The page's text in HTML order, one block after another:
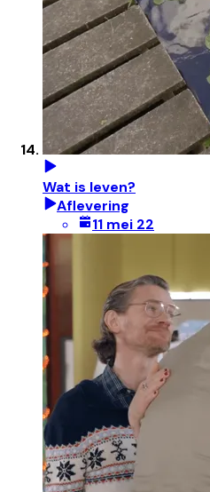
Wat is leven?
Aflevering
11 mei 22